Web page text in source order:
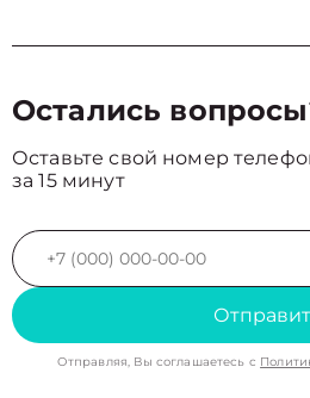
Остались
Оставьте свой номер
за 15 минут
Отправляя, Вы соглашаетесь с